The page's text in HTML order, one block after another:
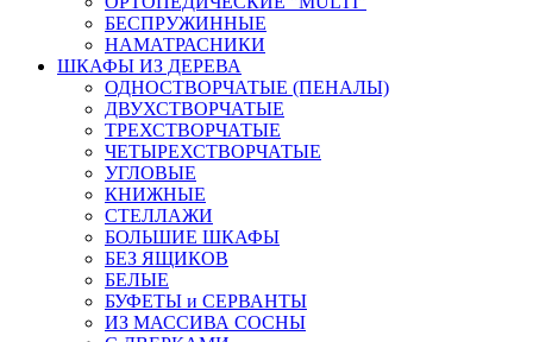
БЕСПРУЖИННЫЕ
НАМАТРАСНИКИ
ШКАФЫ ИЗ ДЕРЕВА
ОДНОСТВОРЧАТЫЕ (ПЕНАЛЫ)
ДВУХСТВОРЧАТЫЕ
ТРЕХСТВОРЧАТЫЕ
ЧЕТЫРЕХСТВОРЧАТЫЕ
УГЛОВЫЕ
КНИЖНЫЕ
СТЕЛЛАЖИ
БОЛЬШИЕ ШКАФЫ
БЕЗ ЯЩИКОВ
БЕЛЫЕ
БУФЕТЫ и СЕРВАНТЫ
ИЗ МАССИВА СОСНЫ